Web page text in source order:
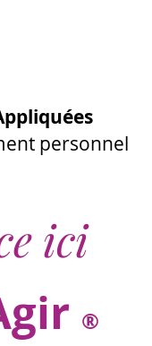
personnel
ici
®